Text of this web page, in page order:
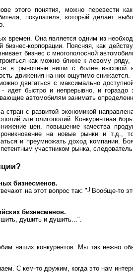
этого понятия, можно перевести
покупателя, который делает
времен. Она является одним из
корпорации. Поясняя, как
бизнес с многополосной
как можно ближе к левому
в рыночные ниши с более
движения на них ощутимо
двигаться с максимально
идет быстро и непрерывно, и
автомобилям занимать
стран с развитой экономикой
или олигополий. Конкурентная
цен, повышение качества
на новые рынки и т.д.,
и преумножать доход компании.
участником рынка,
бизнесменов.
на этот вопрос так: "┘Вообще-то
бизнесменов.
душить и душить...".
наших конкурентов. Мы так нежно
С кем-то дружим, когда это нам